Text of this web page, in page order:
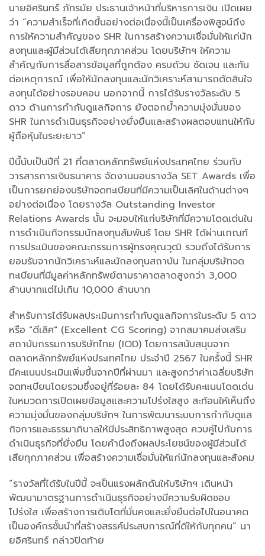
นายอิศรินทร์ ภัทรมัย ประธานเจ้าหน้าที่บริหารการเงิน เปิดเผย
ว่า “ความสำเร็จที่เกิดขึ้นอย่างต่อเนื่องนี้เป็นเครื่องพิสูจน์ถึง
การให้ความสำคัญของ SHR ในการสร้างความเชื่อมั่นให้แก่นัก
ลงทุนและผู้มีส่วนได้เสียทุกภาคส่วน โดยบริษัทฯ ให้ความ
สำคัญกับการสื่อสารข้อมูลที่ถูกต้อง ครบถ้วน ชัดเจน และทัน
ต่อเหตุการณ์ เพื่อให้นักลงทุนและนักวิเคราะห์สามารถตัดสินใจ
ลงทุนได้อย่างรอบคอบ นอกจากนี้ การได้รับรางวัลระดับ 5
ดาว ด้านการกำกับดูแลกิจการ ยังตอกย้ำความมุ่งมั่นของ
SHR ในการดำเนินธุรกิจอย่างยั่งยืนและสร้างผลตอบแทนให้กับ
ผู้ถือหุ้นในระยะยาว”
ปีนี้นับเป็นปีที่ 21 ที่ตลาดหลักทรัพย์แห่งประเทศไทย ร่วมกับ
วารสารการเงินธนาคาร จัดงานมอบรางวัล SET Awards เพื่อ
เป็นการยกย่องบริษัทจดทะเบียนที่มีความเป็นเลิศในด้านต่างๆ
อย่างต่อเนื่อง โดยรางวัล Outstanding Investor
Relations Awards นั้น จะมอบให้แก่บริษัทที่มีความโดดเด่นใน
การดำเนินกิจกรรมนักลงทุนสัมพันธ์ โดย SHR ได้ผ่านเกณฑ์
การประเมินของคณะกรรมการผู้ทรงคุณวุฒิ รวมถึงได้รับการ
ยอมรับจากนักวิเคราะห์และนักลงทุนสถาบัน ในกลุ่มบริษัทจด
ทะเบียนที่มีมูลค่าหลักทรัพย์ตามราคาตลาดสูงกว่า 3,000
ล้านบาทแต่ไม่เกิน 10,000 ล้านบาท
สำหรับการได้รับผลประเมินการกำกับดูแลกิจการในระดับ 5 ดาว
หรือ "ดีเลิศ" (Excellent CG Scoring) จากสมาคมส่งเสริม
สถาบันกรรมการบริษัทไทย (IOD) โดยการสนับสนุนจาก
ตลาดหลักทรัพย์แห่งประเทศไทย ประจำปี 2567 ในครั้งนี้ SHR
มีคะแนนประเมินเพิ่มขึ้นจากปีที่ผ่านมา และสูงกว่าค่าเฉลี่ยบริษัท
จดทะเบียนโดยรวมซึ่งอยู่ที่ร้อยละ 84 โดยได้รับคะแนนโดดเด่น
ในหมวดการเปิดเผยข้อมูลและความโปร่งใสสูง สะท้อนให้เห็นถึง
ความมุ่งมั่นของกลุ่มบริษัทฯ ในการพัฒนาระบบการกำกับดูแล
กิจการและธรรมาภิบาลให้มีประสิทธิภาพสูงสุด ควบคู่ไปกับการ
ดำเนินธุรกิจที่ยั่งยืน โดยคำนึงถึงผลประโยชน์ของผู้มีส่วนได้
เสียทุกภาคส่วน เพื่อสร้างความเชื่อมั่นให้แก่นักลงทุนและสังคม
“รางวัลที่ได้รับในปีนี้ จะเป็นแรงผลักดันให้บริษัทฯ เดินหน้า
พัฒนามาตรฐานการดำเนินธุรกิจอย่างมีความรับผิดชอบ
โปร่งใส เพื่อสร้างการเติบโตที่มั่นคงและยั่งยืนต่อไปในอนาคต
เป็นองค์กรชั้นนำที่สร้างสรรค์ประสบการณ์ที่ดีให้กับทุกคน” นา
ยอิศรินทร์ กล่าวปิดท้าย